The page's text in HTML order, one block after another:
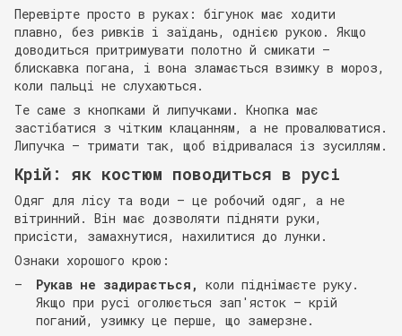
Перевірте просто в руках: бігунок має ходити
плавно, без ривків і заїдань, однією рукою. Якщо
доводиться притримувати полотно й смикати —
блискавка погана, і вона зламається взимку в мороз,
коли пальці не слухаються.
Те саме з кнопками й липучками. Кнопка має
застібатися з чітким клацанням, а не провалюватися.
Липучка — тримати так, щоб відривалася із зусиллям.
Крій: як костюм поводиться в русі
Одяг для лісу та води — це робочий одяг, а не
вітринний. Він має дозволяти підняти руки,
присісти, замахнутися, нахилитися до лунки.
Ознаки хорошого крою:
Рукав не задирається, коли піднімаєте руку.
Якщо при русі оголюється зап'ясток — крій
поганий, узимку це перше, що замерзне.